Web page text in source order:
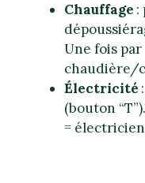
Chauffage :
Une fois
chaudière/
Électricité
(bouton
=